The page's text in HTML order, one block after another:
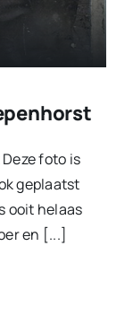
foto is
geplaatst
ooit helaas
en [...]